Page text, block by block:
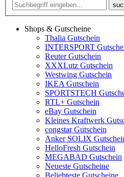
Shops & Gutscheine
Thalia Gutschein
INTERSPORT
Reuter Gutschein
XXXLutz Gutschein
Westwing Gutschein
IKEA Gutschein
SPORTSTECH
RTL+ Gutschein
eBay Gutschein
Kleines Kraftwerk
congstar Gutschein
Anker SOLIX
HelloFresh Gutschein
MEGABAD Gutschein
Neueste Gutscheine